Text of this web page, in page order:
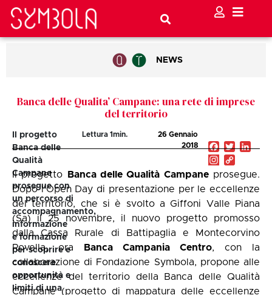
NEWS
Banca delle Qualita’ Campane: una rete di imprese
del territorio
Il progetto
Banca delle
Qualità
Campane
prosegue con
un percorso di
accompagnamento,
informazione
e formazione
per scoprire e
conoscere
opportunità e
limiti di una
Lettura 1min.
26 Gennaio
2018
Facebook
Twitter
Link
Il progetto Banca delle Qualità Campaneprosegue.
Dopo l'Open Day di presentazione per le eccellenze
del territorio, che si è svolto a Giffoni Valle Piana
(Sa) il 25 novembre, il nuovo progetto promosso
dalla Cassa Rurale di Battipaglia e Montecorvino
Rovella, ora
Banca Campania Centro, con la
collaborazione di Fondazione Symbola, propone alle
eccellenze del territorio della
Banca delle Qualità
Campane(progetto di mappatura delle eccellenze